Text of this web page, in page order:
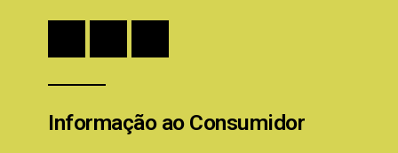
Informação ao Consumidor